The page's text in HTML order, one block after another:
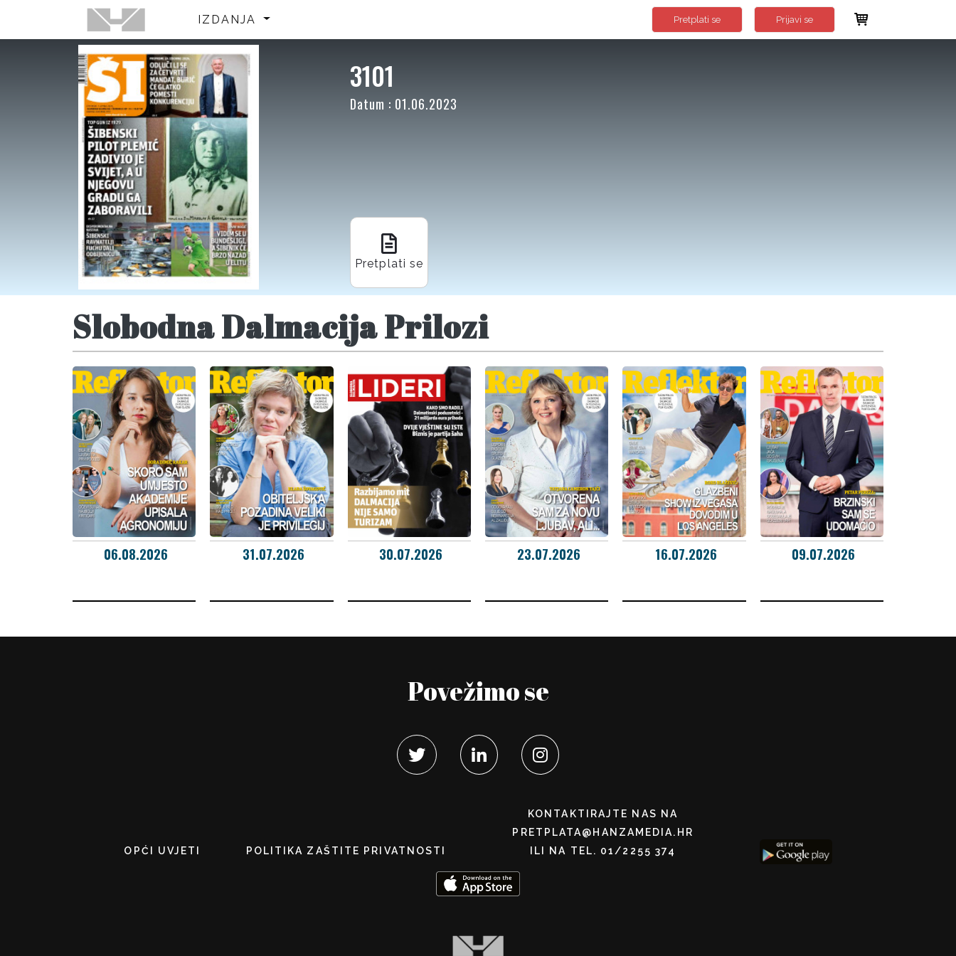
IZDANJA Pretplati se Prijavi se
3101
Datum : 01.06.2023
Pretplati se
Slobodna Dalmacija Prilozi
06.08.2026 31.07.2026 30.07.2026 23.07.2026 16.07.2026 09.07.2026
Povežimo se
OPĆI UVJETI POLITIKA ZAŠTITE PRIVATNOSTI
KONTAKTIRAJTE NAS NA
PRETPLATA@HANZAMEDIA.HR
ILI NA TEL. 01/2255 374